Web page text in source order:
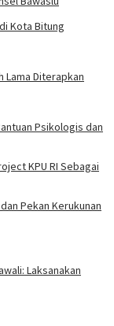
Kota Bitung
Lama Diterapkan
Psikologis dan
KPU RI Sebagai
Pekan Kerukunan
Laksanakan